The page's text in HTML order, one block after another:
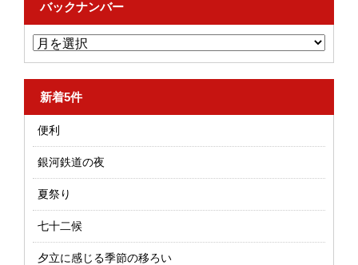
バックナンバー
新着5件
便利
銀河鉄道の夜
夏祭り
七十二候
夕立に感じる季節の移ろい